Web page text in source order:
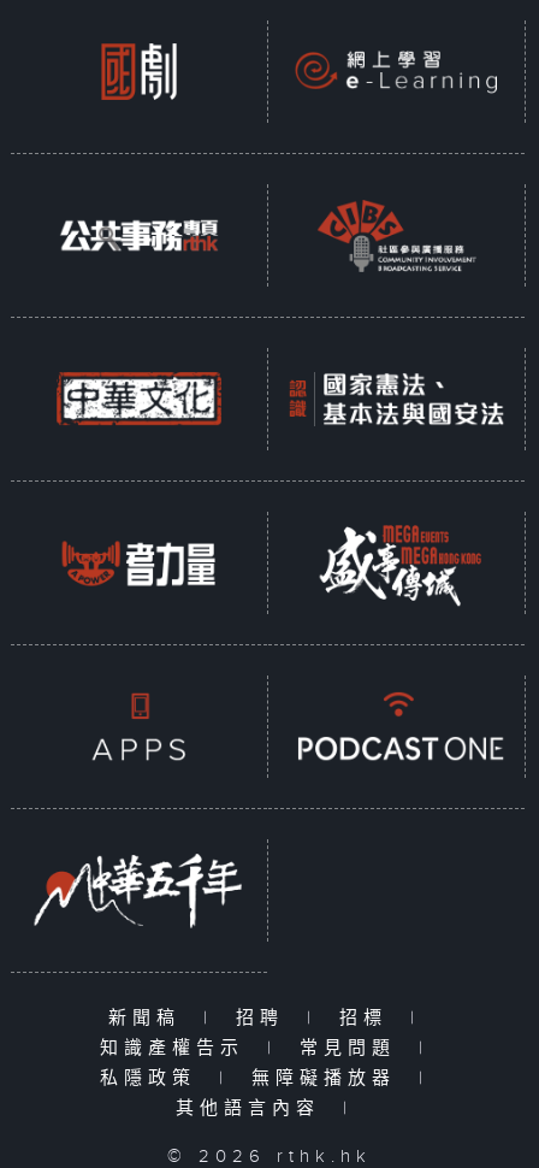
新聞稿 | 招聘 | 招標
|
知識產權告示
| 常見問題
|
私隱政策
| 無障礙播放器
|
其他語言內容
|
© 2026 rthk.hk